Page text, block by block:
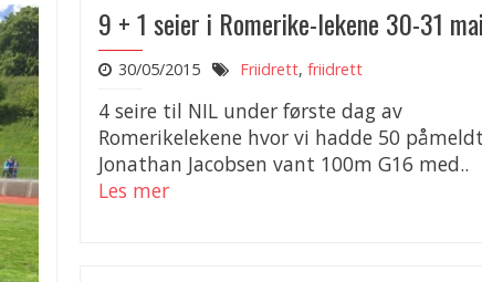
9 + 1 seier i Romerike-lekene 30-31
30/05/2015 Friidrett, friidrett
4 seire til NIL under første dag av
Romerikelekene hvor vi hadde 50
Jonathan Jacobsen vant 100m G16 med..
Les mer